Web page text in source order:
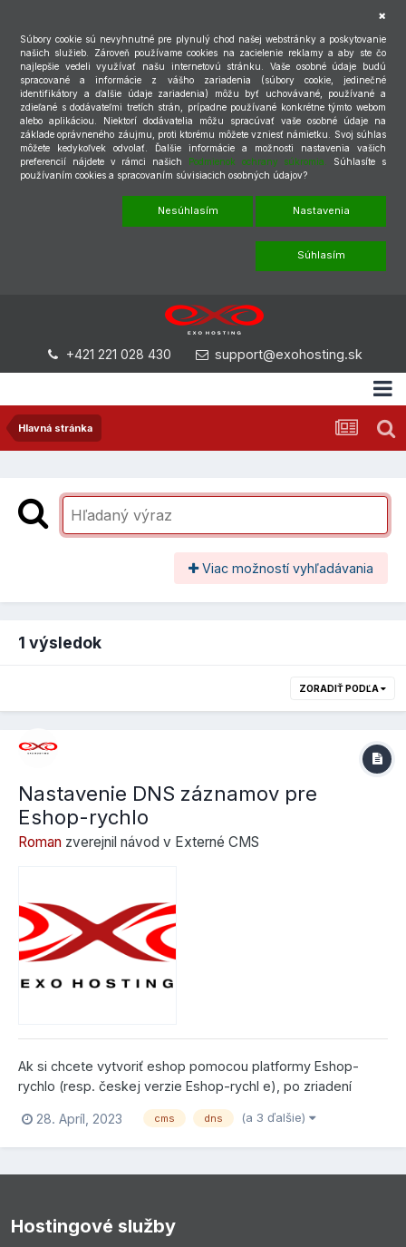
Súbory cookie sú nevyhnutné pre plynulý chod našej webstránky a poskytovanie
našich služieb. Zároveň používame cookies na zacielenie reklamy a aby ste čo
najlepšie vedeli využívať našu internetovú stránku. Vaše osobné údaje budú
spracované a informácie z vášho zariadenia (súbory cookie, jedinečné
identifikátory a ďalšie údaje zariadenia) môžu byť uchovávané, používané a
zdieľané s dodávateľmi tretích strán, prípadne používané konkrétne týmto webom
alebo aplikáciou. Niektorí dodávatelia môžu spracúvať vaše osobné údaje na
základe oprávneného záujmu, proti ktorému môžete vzniesť námietku. Svoj súhlas
môžete kedykoľvek odvolať. Ďalšie informácie a možnosti nastavenia vašich
preferencií nájdete v rámci našich Podmienok ochrany súkromia.
Súhlasíte s
používaním cookies a spracovaním súvisiacich osobných údajov?
Nesúhlasím Nastavenia
Súhlasím
+421 221 028 430 support@exohosting.sk
Hlavná stránka
Viac možností vyhľadávania
1 výsledok
ZORADIŤ PODĽA
Nastavenie DNS záznamov pre
Eshop-rychlo
Roman zverejnil návod v Externé CMS
Ak si chcete vytvoriť eshop pomocou platformy Eshop-
rychlo (resp. českej verzie Eshop-rychl e), po zriadení
služby u Eshop-rychlo (návod v našom článku bude platiť aj
pre známejšiu českú verziu), si musíte nastaviť DNS
záznamy na vašej doméne v našom Control Paneli (platí v
28. Apríl, 2023 cms dns (a 3 ďalšie)
Hostingové služby